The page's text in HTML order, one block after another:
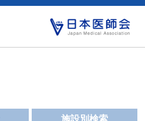
施設別検索